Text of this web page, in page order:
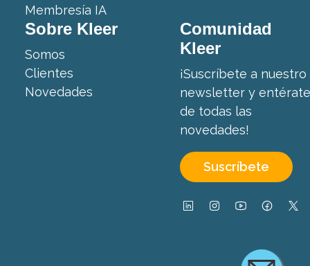
Membresía IA
Sobre Kleer
Somos
Clientes
Novedades
Comunidad
Kleer
¡Suscríbete a nuestro
newsletter y entérate
de todas las
novedades!
Suscríbete